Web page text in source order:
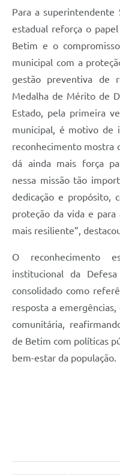
Para a superintendente
estadual reforça o
Betim e o
municipal com a
gestão preventiva de
Medalha de Mérito de
Estado, pela primeira
municipal, é motivo de
reconhecimento mostra
dá ainda mais força
nessa missão tão
dedicação e propósito,
proteção da vida e para
mais resiliente”,
O reconhecimento
institucional da
consolidado como
resposta a
comunitária,
de Betim com políticas
bem-estar da população.